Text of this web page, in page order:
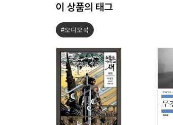
이 상품의 태그
#오디오북